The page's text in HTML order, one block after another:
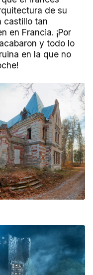
de su
castillo tan
en Francia. ¡Por
y todo lo
en la que no